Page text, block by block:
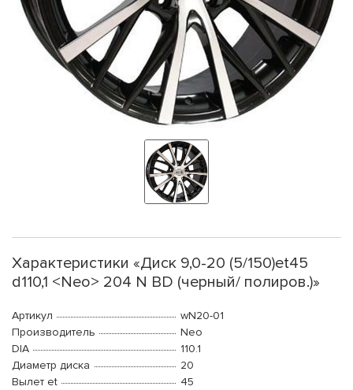
Характеристики «Диск 9,0-20 (5/150)et45
d110,1 <Neo> 204 N BD (черный/ полиров.)»
Артикул
wN20-01
Производитель
Neo
DIA
110.1
Диаметр диска
20
Вылет et
45